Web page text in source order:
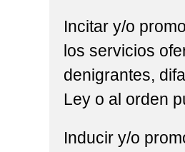
Incitar y/o
los servicios
denigrantes,
Ley o al orden
Inducir y/o